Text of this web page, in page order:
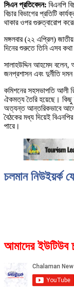
সিএন প্রতিবেদন: বিএনপি
বিচার বিভাগের প্রতিটি
থাকার ওপর গুরুত্বারোপ
মঙ্গলবার (২২ এপ্রিল)
দিনের শুরুতে তিনি এসব
সালাহউদ্দিন আহমেদ বলেন,
জনপ্রশাসন এবং দুর্নীতি
কমিশনের সহসভাপতি আলী
ঐকমত্য তৈরি হয়েছে। কিছু
অত্যন্ত আন্তরিকভাবে
বৈঠকের মধ্য দিয়েই
পারে।
চলমান নিউইয়র্ক
আমাদের ইউটিউব